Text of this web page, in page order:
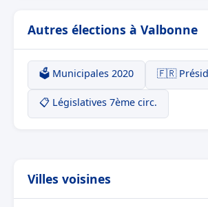
Autres élections à Valbonne
🗳️ Municipales 2020 🇫🇷
📋 Législatives 7ème circ.
Villes voisines